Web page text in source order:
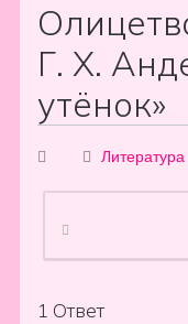
Г. Х.
утёнок»
Литература
1 Ответ